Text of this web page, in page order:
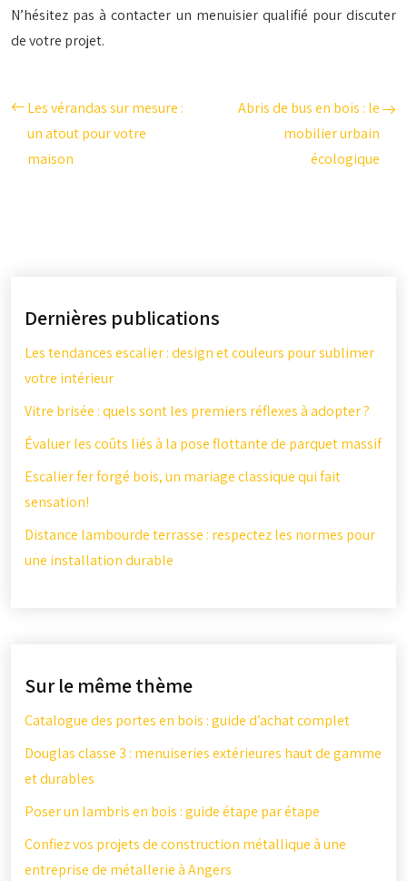
N’hésitez pas à contacter un menuisier qualifié pour discuter
de votre projet.
Les vérandas sur mesure :
un atout pour votre
maison
Abris de bus en bois : le
mobilier urbain
écologique
Dernières publications
Les tendances escalier : design et couleurs pour sublimer
votre intérieur
Vitre brisée : quels sont les premiers réflexes à adopter ?
Évaluer les coûts liés à la pose flottante de parquet massif
Escalier fer forgé bois, un mariage classique qui fait
sensation!
Distance lambourde terrasse : respectez les normes pour
une installation durable
Sur le même thème
Catalogue des portes en bois : guide d’achat complet
Douglas classe 3 : menuiseries extérieures haut de gamme
et durables
Poser un lambris en bois : guide étape par étape
Confiez vos projets de construction métallique à une
entreprise de métallerie à Angers